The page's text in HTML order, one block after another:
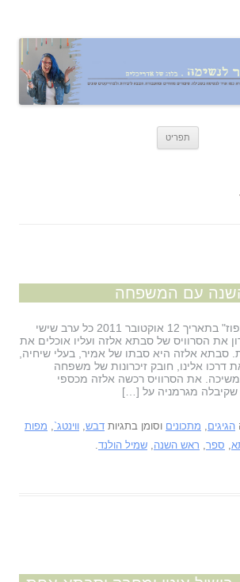
תפריט
עם המשפחה
פורסם לראשונה ב"תפוז" בתאריך 12 אוקטובר 2011 כל ערב שישי
את הסרוויס של סבתא אלזה ועליו אוכלים את
סבתא אלזה היא סבתו של אמיר, בעלי שיחיה,
דרכו אלינו, חובק זיכרונות של משפחה
את הסרוויס רכשה אלזה מכספי
שקיבלה מגרמניה על […]
הגיגים, מתכונים וסומן בתגיות דבש, ווינטג`, מפות
, ספר, ראש השנה, שמיל הולנד.